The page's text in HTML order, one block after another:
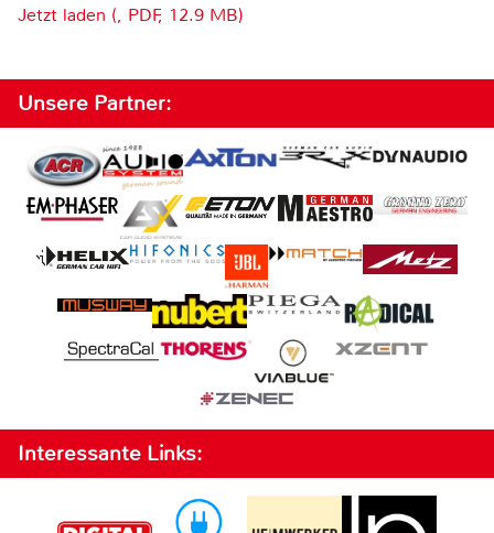
Jetzt laden (, PDF, 12.9 MB)
Unsere Partner:
Interessante Links: